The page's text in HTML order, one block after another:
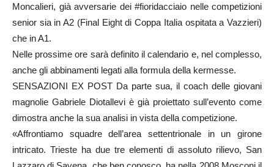
Moncalieri, già avversarie dei #fioridacciaio nelle competizioni
senior sia in A2 (Final Eight di Coppa Italia ospitata a Vazzieri)
che in A1.
Nelle prossime ore sarà definito il calendario e, nel complesso,
anche gli abbinamenti legati alla formula della kermesse.
SENSAZIONI EX POST Da parte sua, il coach delle giovani
magnolie Gabriele Diotallevi è già proiettato sull’evento come
dimostra anche la sua analisi in vista della competizione.
«Affrontiamo squadre dell’area settentrionale in un girone
intricato. Trieste ha due tre elementi di assoluto rilievo, San